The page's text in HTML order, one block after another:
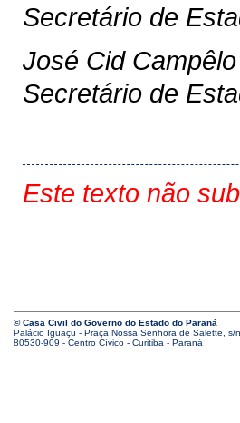
Secretário de
José Cid
Secretário de
Este texto não
© Casa Civil do Governo do Estado do Paraná
Palácio Iguaçu - Praça Nossa Senhora de Salette, s/n
80530-909 - Centro Cívico - Curitiba - Paraná